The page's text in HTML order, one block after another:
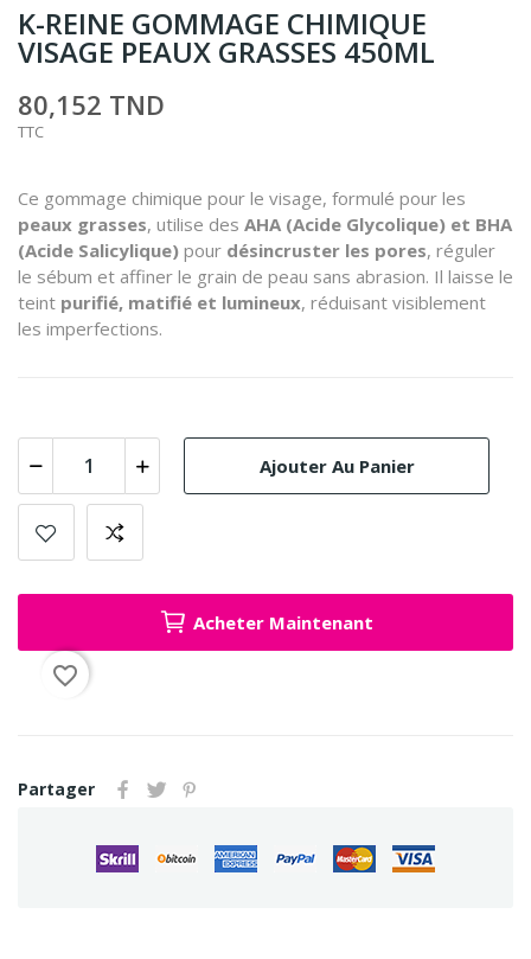
K-REINE GOMMAGE CHIMIQUE
VISAGE PEAUX GRASSES 450ML
80,152 TND
TTC
Ce gommage chimique pour le visage, formulé pour les
peaux grasses, utilise des AHA (Acide Glycolique) et BHA
(Acide Salicylique) pour désincruster les pores, réguler
le sébum et affiner le grain de peau sans abrasion. Il laisse le
teint purifié, matifié et lumineux, réduisant visiblement
les imperfections.
Ajouter Au Panier
Acheter Maintenant
favorite_border
Partager